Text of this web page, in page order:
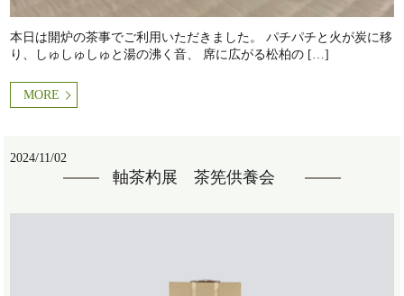
本日は開炉の茶事でご利用いただきました。 パチパチと火が炭に移
り、しゅしゅしゅと湯の沸く音、 席に広がる松柏の […]
MORE
2024/11/02
軸茶杓展 茶筅供養会